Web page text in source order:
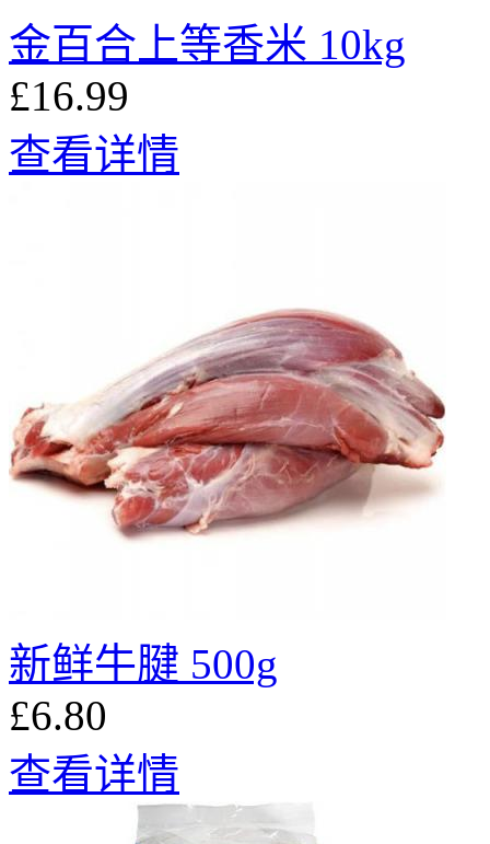
金百合上等香米 10kg
£16.99
查看详情
新鲜牛腱 500g
£6.80
查看详情